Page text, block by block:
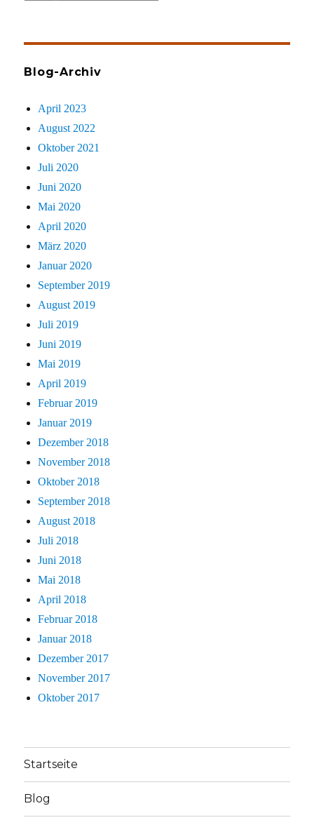
Blog-Archiv
April 2023
August 2022
Oktober 2021
Juli 2020
Juni 2020
Mai 2020
April 2020
März 2020
Januar 2020
September 2019
August 2019
Juli 2019
Juni 2019
Mai 2019
April 2019
Februar 2019
Januar 2019
Dezember 2018
November 2018
Oktober 2018
September 2018
August 2018
Juli 2018
Juni 2018
Mai 2018
April 2018
Februar 2018
Januar 2018
Dezember 2017
November 2017
Oktober 2017
Startseite
Blog